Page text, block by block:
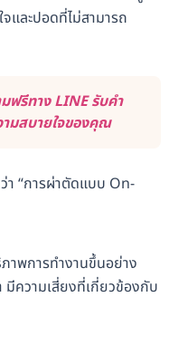
และปอดที่ไม่สามารถ
ฟรีทาง LINE รับคำ
มสบายใจของคุณ
า “การผ่าตัดแบบ On-
าพการทำงานขึ้นอย่าง
ความเสี่ยงที่เกี่ยวข้องกับ